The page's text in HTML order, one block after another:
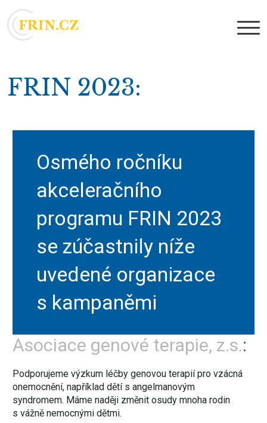
FRIN 2023
Osmého ročníku
akceleračního
programu FRIN 2023
se zúčastnily níže
uvedené organizace
s kampaněmi
Asociace genové terapie, z.s.
Podporujeme výzkum léčby genovou terapií pro vzácná
onemocnění, například dětí s angelmanovým
syndromem. Máme naději změnit osudy mnoha rodin
s vážně nemocnými dětmi.